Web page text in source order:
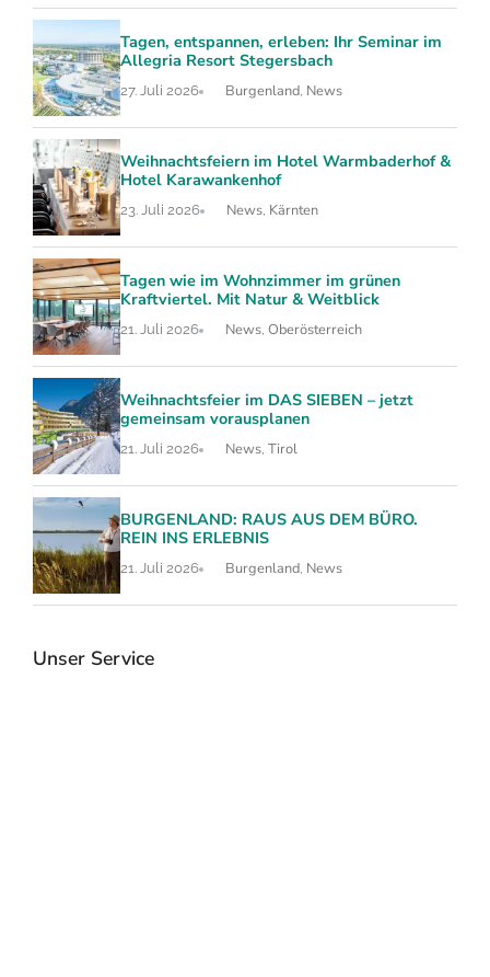
Tagen, entspannen, erleben: Ihr Seminar im
Allegria Resort Stegersbach
27. Juli 2026 Burgenland News
Weihnachtsfeiern im Hotel Warmbaderhof &
Hotel Karawankenhof
23. Juli 2026 News Kärnten
Tagen wie im Wohnzimmer im grünen
Kraftviertel. Mit Natur & Weitblick
21. Juli 2026 News Oberösterreich
Weihnachtsfeier im DAS SIEBEN – jetzt
gemeinsam vorausplanen
21. Juli 2026 News Tirol
BURGENLAND: RAUS AUS DEM BÜRO.
REIN INS ERLEBNIS
21. Juli 2026 Burgenland News
Unser Service